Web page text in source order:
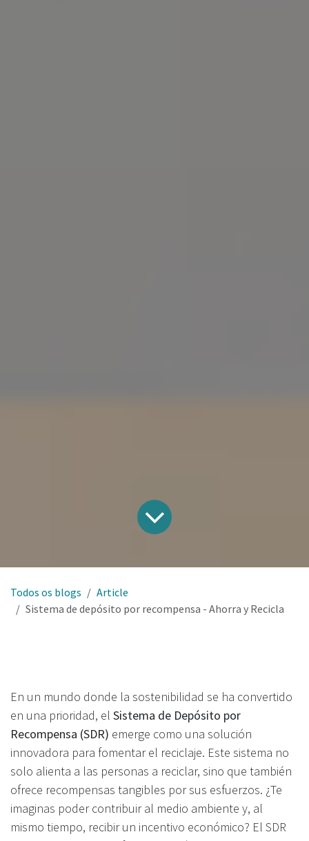
Todos os blogs
Article
Sistema de depósito por recompensa - Ahorra y Recicla
En un mundo donde la sostenibilidad se ha convertido
en una prioridad, el Sistema de Depósito por
Recompensa (SDR) emerge como una solución
innovadora para fomentar el reciclaje. Este sistema no
solo alienta a las personas a reciclar, sino que también
ofrece recompensas tangibles por sus esfuerzos. ¿Te
imaginas poder contribuir al medio ambiente y, al
mismo tiempo, recibir un incentivo económico? El SDR